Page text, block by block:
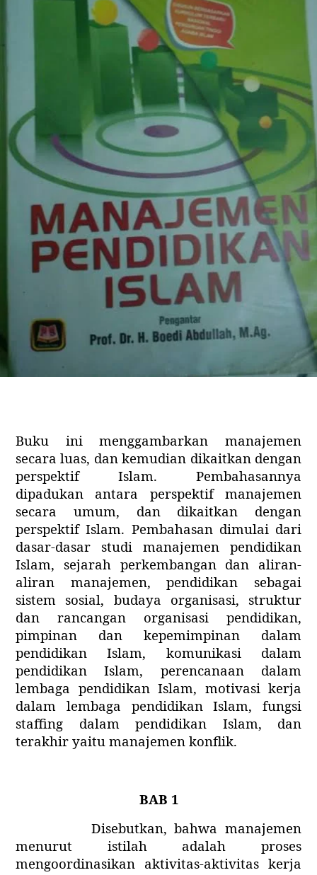
Buku ini menggambarkan manajemen
secara luas, dan kemudian dikaitkan dengan
perspektif Islam. Pembahasannya
dipadukan antara perspektif manajemen
secara umum, dan dikaitkan dengan
perspektif Islam. Pembahasan dimulai dari
dasar-dasar studi manajemen pendidikan
Islam, sejarah perkembangan dan aliran-
aliran manajemen, pendidikan sebagai
sistem sosial, budaya organisasi, struktur
dan rancangan organisasi pendidikan,
pimpinan dan kepemimpinan dalam
pendidikan Islam, komunikasi dalam
pendidikan Islam, perencanaan dalam
lembaga pendidikan Islam, motivasi kerja
dalam lembaga pendidikan Islam, fungsi
staffing dalam pendidikan Islam, dan
terakhir yaitu manajemen konflik.
BAB 1
Disebutkan, bahwamanajemen
menurut
istilah
adalah proses
mengoordinasikan aktivitas-aktivitas kerja